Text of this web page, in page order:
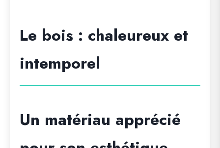
Le bois : chaleureux et
intemporel
Un matériau apprécié